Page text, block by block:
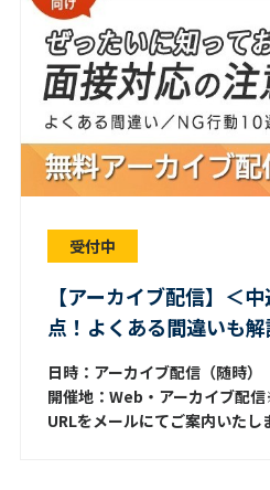
受付中
【アーカイブ配信】＜
点！よくある間違いも
日時：アーカイブ配信（随時）
開催地：Web・アーカイブ配
URLをメールにてご案内いたし